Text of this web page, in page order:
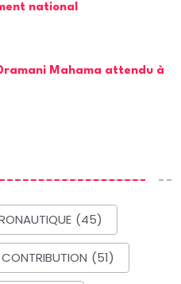
national
Mahama attendu à
(45)
CONTRIBUTION (51)